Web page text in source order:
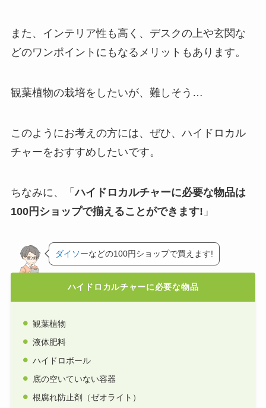
また、インテリア性も高く、デスクの上や玄関な
どのワンポイントにもなるメリットもあります。
観葉植物の栽培をしたいが、難しそう…
このようにお考えの方には、ぜひ、ハイドロカル
チャーをおすすめしたいです。
ちなみに、「ハイドロカルチャーに必要な物品は
100円ショップで揃えることができます! 」
ダイソーなどの100円ショップで買えます!
ハイドロカルチャーに必要な物品
観葉植物
液体肥料
ハイドロボール
底の空いていない容器
根腐れ防止剤（ゼオライト）